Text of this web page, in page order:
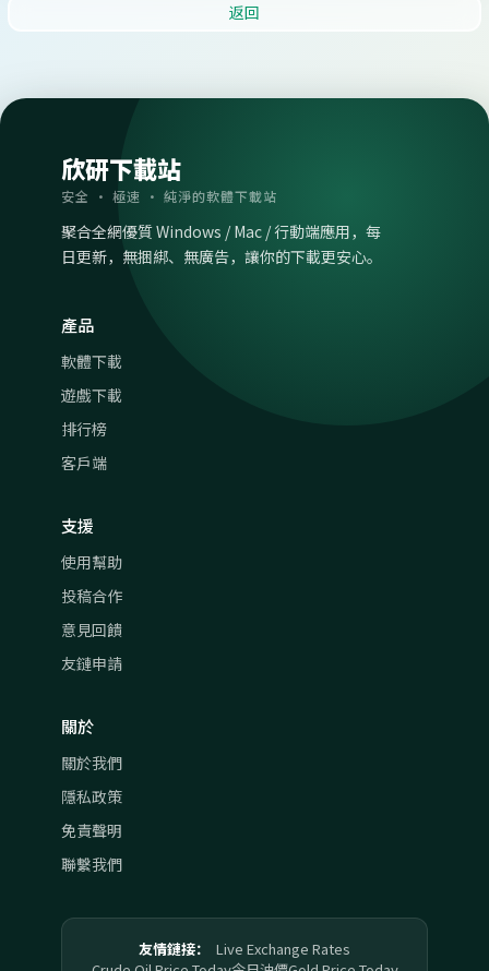
返回
欣研下載站
安全 · 極速 · 純淨的軟體下載站
聚合全網優質 Windows / Mac / 行動端應用，每
日更新，無捆綁、無廣告，讓你的下載更安心。
產品
軟體下載
遊戲下載
排行榜
客戶端
支援
使用幫助
投稿合作
意見回饋
友鏈申請
關於
關於我們
隱私政策
免責聲明
聯繫我們
友情鏈接：
Live Exchange Rates